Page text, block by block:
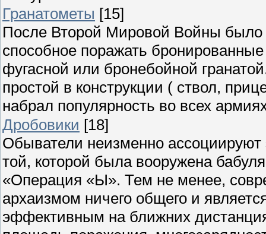
Гранатометы [15]
После Второй Мировой Войны было
способное поражать
фугасной или бронебойной
простой в конструкции ( ствол,
набрал популярность во всех
Дробовики [18]
Обыватели неизменно ассоциируют
той, которой была вооружена
«Операция «Ы». Тем не менее,
архаизмом ничего общего и
эффективным на ближних